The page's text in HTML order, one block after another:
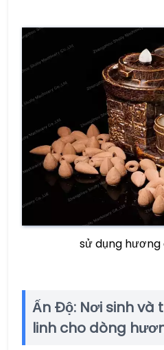
sử dụng
Ấn Độ: Nơi sinh
linh cho dòng